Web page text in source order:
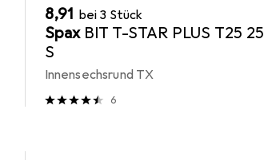
EUR
8,91 bei 3 Stück
Spax BIT T-STAR PLUS T25
S
Innensechsrund TX
6